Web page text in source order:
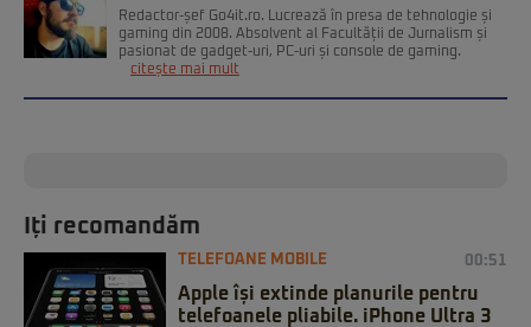
Redactor-șef Go4it.ro. Lucrează în presa de tehnologie și
gaming din 2008. Absolvent al Facultății de Jurnalism și
pasionat de gadget-uri, PC-uri și console de gaming.
citește mai mult
Iți recomandăm
TELEFOANE MOBILE 00:51
Apple își extinde planurile pentru
telefoanele pliabile. iPhone Ultra 3